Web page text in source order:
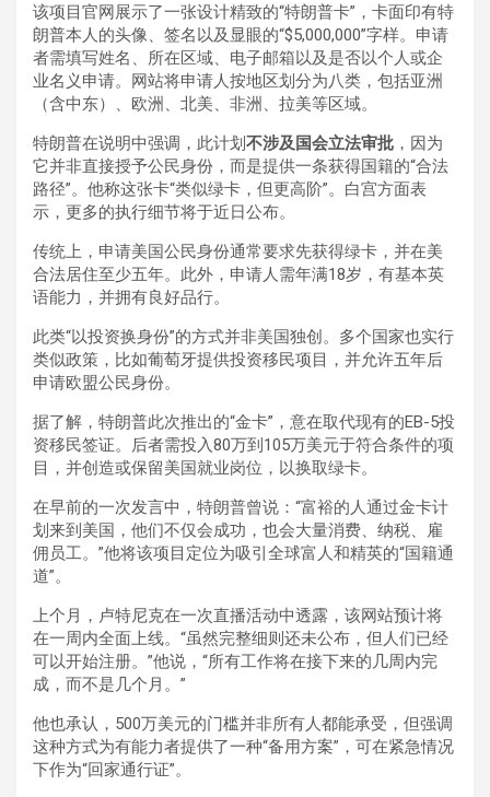
该项目官网展示了一张设计精致的“特朗普卡”，卡面印有特
朗普本人的头像、签名以及显眼的“$5,000,000”字样。申请
者需填写姓名、所在区域、电子邮箱以及是否以个人或企
业名义申请。网站将申请人按地区划分为八类，包括亚洲
（含中东）、欧洲、北美、非洲、拉美等区域。
特朗普在说明中强调，此计划不涉及国会立法审批 ，因为
它并非直接授予公民身份，而是提供一条获得国籍的“合法
路径”。他称这张卡“类似绿卡，但更高阶”。白宫方面表
示，更多的执行细节将于近日公布。
传统上，申请美国公民身份通常要求先获得绿卡，并在美
合法居住至少五年。此外，申请人需年满18岁，有基本英
语能力，并拥有良好品行。
此类“以投资换身份”的方式并非美国独创。多个国家也实行
类似政策，比如葡萄牙提供投资移民项目，并允许五年后
申请欧盟公民身份。
据了解，特朗普此次推出的“金卡”，意在取代现有的EB-5投
资移民签证。后者需投入80万到105万美元于符合条件的项
目，并创造或保留美国就业岗位，以换取绿卡。
在早前的一次发言中，特朗普曾说：“富裕的人通过金卡计
划来到美国，他们不仅会成功，也会大量消费、纳税、雇
佣员工。”他将该项目定位为吸引全球富人和精英的“国籍通
道”。
上个月，卢特尼克在一次直播活动中透露，该网站预计将
在一周内全面上线。“虽然完整细则还未公布，但人们已经
可以开始注册。”他说，“所有工作将在接下来的几周内完
成，而不是几个月。”
他也承认，500万美元的门槛并非所有人都能承受，但强调
这种方式为有能力者提供了一种“备用方案”，可在紧急情况
下作为“回家通行证”。